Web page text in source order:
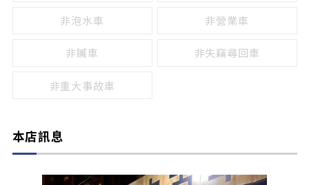
非泡水車 非營業車
非贓車 非失竊尋回車
非重大事故車
本店訊息